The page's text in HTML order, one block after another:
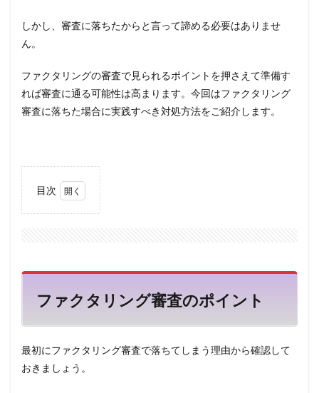
しかし、審査に落ちたからと言って諦める必要はありませ
ん。
ファクタリングの審査で見られるポイントを押さえて準備す
れば審査に通る可能性は高まります。今回はファクタリング
審査に落ちた場合に実践すべき対処方法をご紹介します。
目次
査の
ント
金は
明確
に存
ファクタリング審査のポイント
最初にファクタリング審査で落ちてしまう理由から確認して
おきましょう。